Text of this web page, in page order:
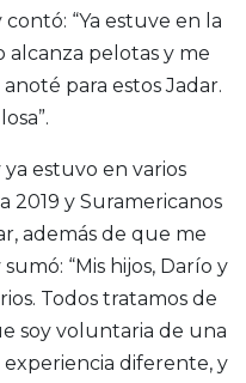
“Ya estuve en la
alcanza pelotas y me
para estos Jadar.
ya estuvo en varios
2019 y Suramericanos
además de que me
“Mis hijos, Darío y
Todos tratamos de
soy voluntaria de una
experiencia diferente, y